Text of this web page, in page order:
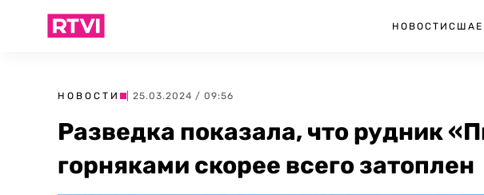
НОВОСТИ США
НОВОСТИ | 25.03.2024 / 09:56
Разведка показала, что рудник
горняками скорее всего затоплен